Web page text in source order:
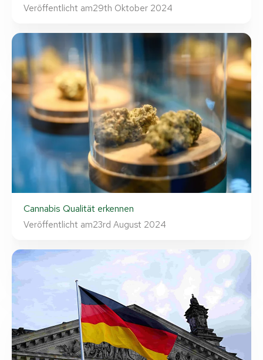
Veröffentlicht am29th Oktober 2024
Cannabis Qualität erkennen
Veröffentlicht am23rd August 2024